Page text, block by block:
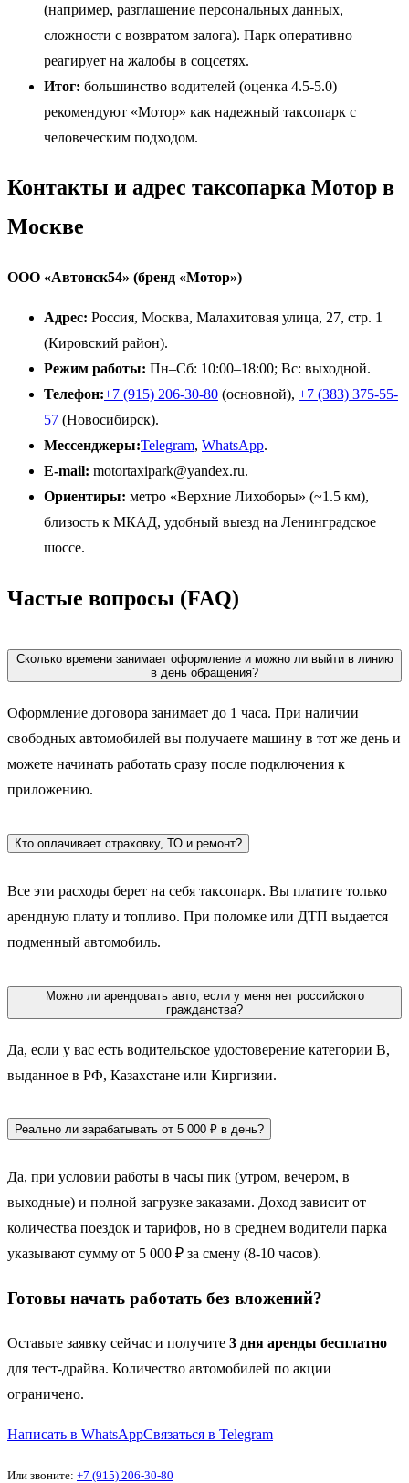
(например, разглашение персональных данных,
сложности с возвратом залога). Парк оперативно
реагирует на жалобы в соцсетях.
Итог: большинство водителей (оценка 4.5-5.0)
рекомендуют «Мотор» как надежный таксопарк с
человеческим подходом.
Контакты и адрес таксопарка Мотор в
Москве
ООО «Автонск54» (бренд «Мотор»)
Адрес: Россия, Москва, Малахитовая улица, 27, стр. 1
(Кировский район).
Режим работы: Пн–Сб: 10:00–18:00; Вс: выходной.
Телефон:+7 (915) 206-30-80 (основной), +7 (383) 375-55-
57 (Новосибирск).
Мессенджеры:Telegram, WhatsApp.
E-mail: motortaxipark@yandex.ru.
Ориентиры: метро «Верхние Лихоборы» (~1.5 км),
близость к МКАД, удобный выезд на Ленинградское
шоссе.
Частые вопросы (FAQ)
Сколько времени занимает оформление и можно ли выйти в линию
в день обращения?
Оформление договора занимает до 1 часа. При наличии
свободных автомобилей вы получаете машину в тот же день и
можете начинать работать сразу после подключения к
приложению.
Кто оплачивает страховку, ТО и ремонт?
Все эти расходы берет на себя таксопарк. Вы платите только
арендную плату и топливо. При поломке или ДТП выдается
подменный автомобиль.
Можно ли арендовать авто, если у меня нет российского
гражданства?
Да, если у вас есть водительское удостоверение категории B,
выданное в РФ, Казахстане или Киргизии.
Реально ли зарабатывать от 5 000 ₽ в день?
Да, при условии работы в часы пик (утром, вечером, в
выходные) и полной загрузке заказами. Доход зависит от
количества поездок и тарифов, но в среднем водители парка
указывают сумму от 5 000 ₽ за смену (8-10 часов).
Готовы начать работать без вложений?
Оставьте заявку сейчас и получите 3 дня аренды бесплатно
для тест-драйва. Количество автомобилей по акции
ограничено.
Написать в WhatsAppСвязаться в Telegram
Или звоните: +7 (915) 206-30-80